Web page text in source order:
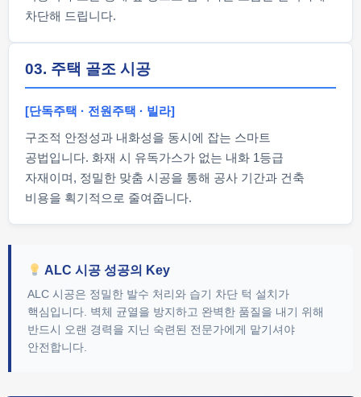
차단해 드립니다.
03. 주택 골조 시공
[단독주택 · 전원주택 · 빌라]
구조적 안정성과 내화성을 동시에 잡는 스마트
공법입니다. 화재 시 유독가스가 없는 내화 1등급
자재이며, 정밀한 맞춤 시공을 통해 공사 기간과 건축
비용을 획기적으로 줄여줍니다.
ALC 시공 성공의 Key
ALC 시공은 정밀한 발수 처리와 습기 차단 턱 설치가
핵심입니다. 벽체 균열을 방지하고 완벽한 품질을 내기 위해
반드시 오랜 경력을 지닌 숙련된 전문가에게 맡기셔야
안전합니다.